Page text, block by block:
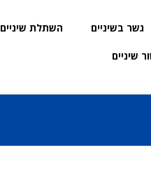
גשר בשיניים השתלת שיניים
שיניים